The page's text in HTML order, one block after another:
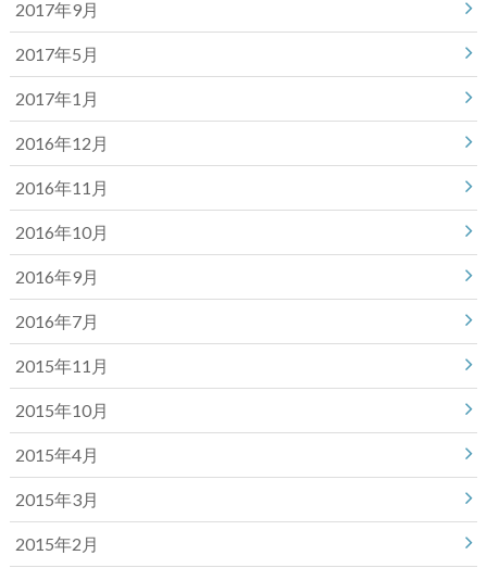
2017年9月
2017年5月
2017年1月
2016年12月
2016年11月
2016年10月
2016年9月
2016年7月
2015年11月
2015年10月
2015年4月
2015年3月
2015年2月